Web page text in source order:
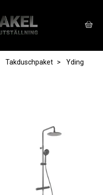
Takduschpaket Yding